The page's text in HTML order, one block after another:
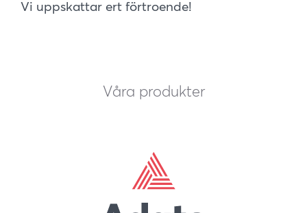
Vi uppskattar ert förtroende!
Våra produkter